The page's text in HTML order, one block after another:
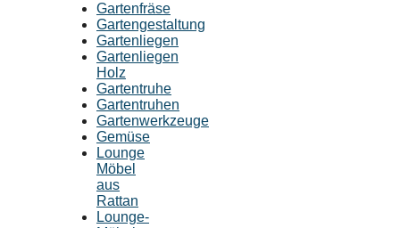
Gartenfräse
Gartengestaltung
Gartenliegen
Gartenliegen
Holz
Gartentruhe
Gartentruhen
Gartenwerkzeuge
Gemüse
Lounge
Möbel
aus
Rattan
Lounge-